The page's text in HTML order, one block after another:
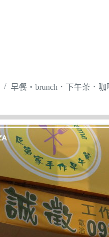
早餐‧brunch．下午茶．咖